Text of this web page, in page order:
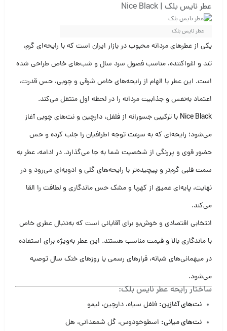
عطر نایس بلک | Nice Black
عطر نایس بلک
یکی از عطرهای مردانه محبوب در بازار ایران است که با رایحه‌ای گرم،
تند و اغواکننده، مناسب فصول سرد سال و شب‌های خاص طراحی شده
است. این عطر با الهام از رایحه‌های خاص شرقی و چوبی، حس قدرت،
اعتماد به‌نفس و جذابیت مردانه را در لحظه اول منتقل می‌کند.
Nice Black با ترکیبی جسورانه از فلفل، دارچین و نت‌های چوبی آغاز
می‌شود؛ رایحه‌ای که به سرعت توجه اطرافیان را جلب کرده و حس
حضور قوی و پررنگی از شخصیت شما به جا می‌گذارد. در ادامه، عطر به
سمت قلبی گرم‌تر و پیچیده‌تر با رایحه‌های گلی و ادویه‌ای می‌رود و در
نهایت، پایه‌ای عمیق از کهربا و مشک حس ماندگاری و لطافت را القا
می‌کند.
انتخابی اقتصادی و خوش‌بو برای آقایانی است که به‌دنبال عطری خاص
با ماندگاری بالا و قیمت مناسب هستند. این عطر به‌ویژه برای استفاده
در میهمانی‌های شبانه، قرارهای رسمی یا روزهای خنک سال توصیه
می‌شود.
ساختار رایحه عطر نایس بلک:
نت‌های آغازین: فلفل سیاه، دارچین، لیمو
نت‌های میانی: اسطوخودوس، گل شمعدانی، هل